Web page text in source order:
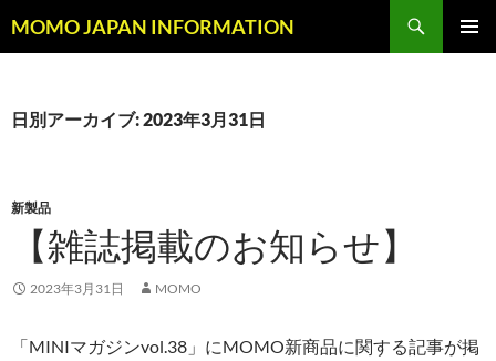
ン
ツ
キ
MOMO JAPAN INFORMATION
索
日別アーカイブ: 2023年3月31日
新製品
【雑誌掲載のお知らせ】
2023年3月31日 MOMO
「MINIマガジンvol.38」にMOMO新商品に関する記事が掲